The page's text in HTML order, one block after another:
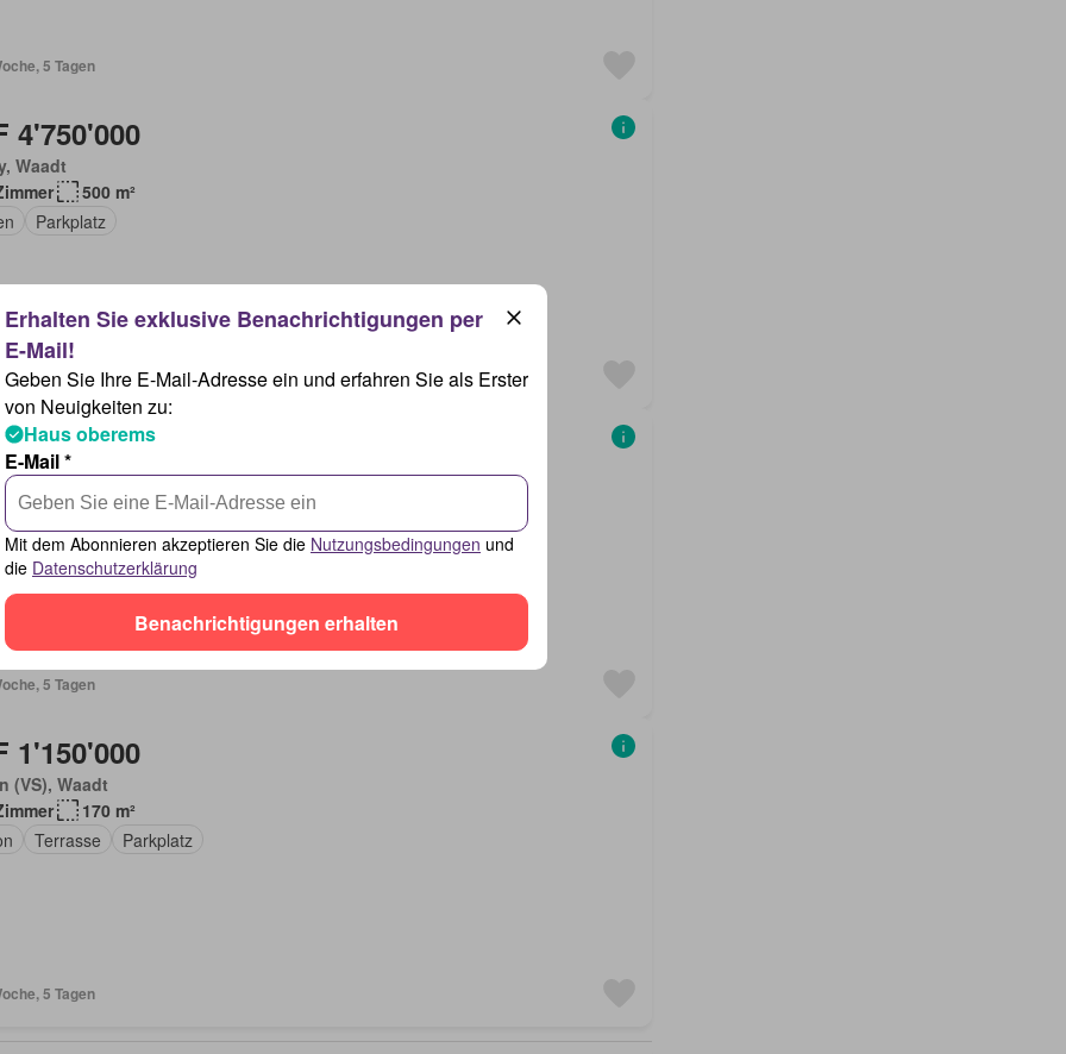
5 Tagen
4'750'000
Waadt
500 m²
Parkplatz
5 Tagen
2'950'000
Waadt
310 m²
Balkon
5 Tagen
1'150'000
(VS), Waadt
170 m²
Terrasse Parkplatz
5 Tagen
Geben Sie Ihre E-Mail-Adresse ein und erfahren Sie als Erster
von Neuigkeiten zu:
Haus oberems
E-Mail *
Mit dem Abonnieren akzeptieren Sie die Nutzungsbedingungen und
die Datenschutzerklärung
Benachrichtigungen erhalten